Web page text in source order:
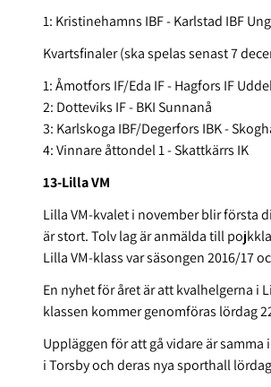
1: Kristinehamns IBF - Karlstad IBF
Kvartsfinaler (ska spelas senast 7
1: Åmotfors IF/Eda IF - Hagfors IF
2: Dotteviks IF - BKI Sunnanå
3: Karlskoga IBF/Degerfors IBK -
4: Vinnare åttondel 1 - Skattkärrs IK
13-Lilla VM
Lilla VM-kvalet i november blir första
är stort. Tolv lag är anmälda till
Lilla VM-klass var säsongen 2016/17
En nyhet för året är att kvalhelgerna i
klassen kommer genomföras lördag
Uppläggen för att gå vidare är
i Torsby och deras nya sporthall